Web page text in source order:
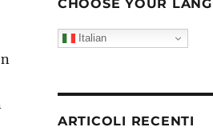
CHOOSE YOUR
Italian
ARTICOLI RECENTI